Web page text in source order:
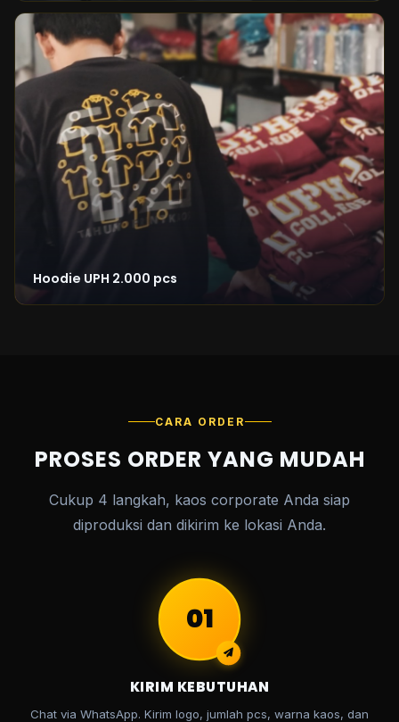
Hoodie UPH 2.000 pcs
CARA ORDER
PROSES ORDER YANG MUDAH
Cukup 4 langkah, kaos corporate Anda siap
diproduksi dan dikirim ke lokasi Anda.
01
KIRIM KEBUTUHAN
Chat via WhatsApp. Kirim logo, jumlah pcs, warna kaos, dan